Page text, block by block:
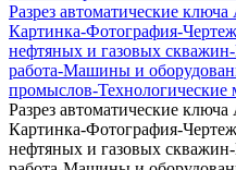
Разрез автоматические
Картинка-Фотография-
нефтяных и газовых
работа-Машины и
промыслов-
Разрез автоматические
Картинка-Фотография-
нефтяных и газовых